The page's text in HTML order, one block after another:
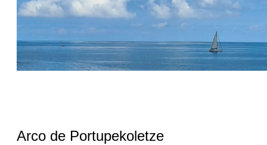
Arco de Portupekoletze